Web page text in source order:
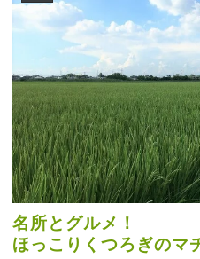
名所とグルメ！
ほっこりくつろぎのマ